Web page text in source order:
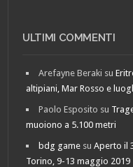
ULTIMI COMMENTI
Arefayne Beraki su
altipiani, Mar Rosso e
Paolo Esposito su
muoiono a 5.100 metri
bdg game suAperto il
Torino, 9-13 maggio 2019